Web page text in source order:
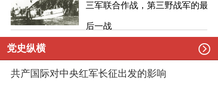
三军联合作战，第三野战军的最
后一战
党史纵横 
共产国际对中央红军长征出发的影响